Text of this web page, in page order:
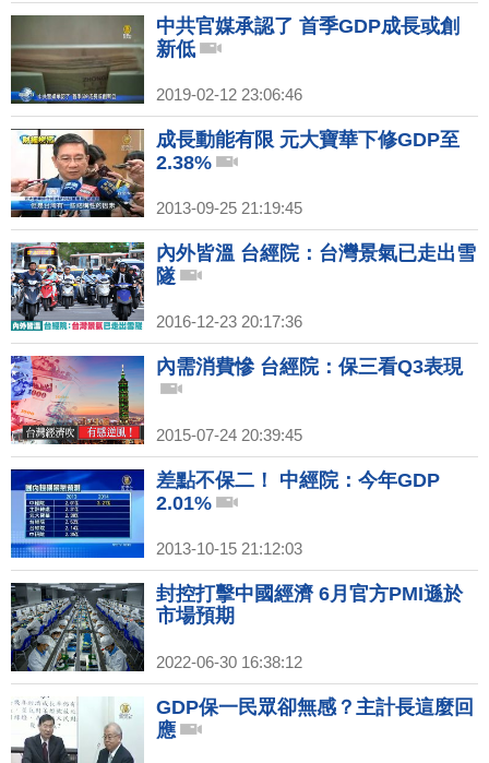
中共官媒承認了 首季GDP成長或創
新低
2019-02-12 23:06:46
成長動能有限 元大寶華下修GDP至
2.38%
2013-09-25 21:19:45
內外皆溫 台經院：台灣景氣已走出雪
隧
2016-12-23 20:17:36
內需消費慘 台經院：保三看Q3表現
2015-07-24 20:39:45
差點不保二！ 中經院：今年GDP
2.01%
2013-10-15 21:12:03
封控打擊中國經濟 6月官方PMI遜於
市場預期
2022-06-30 16:38:12
GDP保一民眾卻無感？主計長這麼回
應